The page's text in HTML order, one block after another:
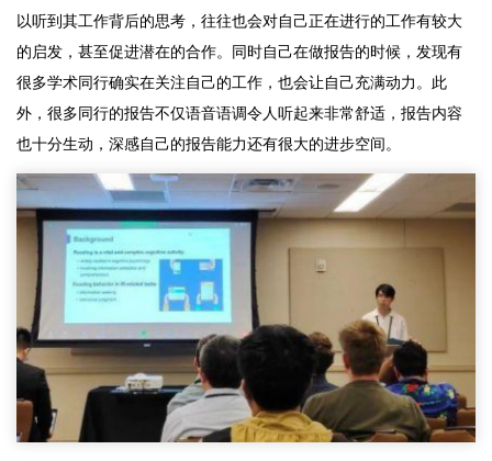
以听到其工作背后的思考，往往也会对自己正在进行的工作有较大
的启发，甚至促进潜在的合作。同时自己在做报告的时候，发现有
很多学术同行确实在关注自己的工作，也会让自己充满动力。此
外，很多同行的报告不仅语音语调令人听起来非常舒适，报告内容
也十分生动，深感自己的报告能力还有很大的进步空间。